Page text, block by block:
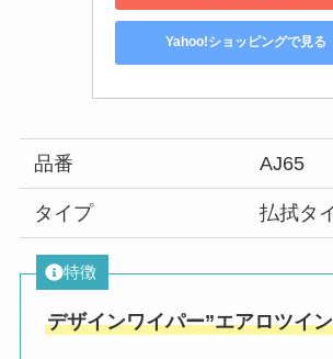
Yahoo!ショッピングで見る
品番 AJ65
タイプ 払拭タ
特徴
デザインワイパー”エアロツイ